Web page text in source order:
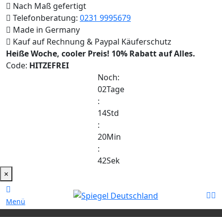
Nach Maß gefertigt
Telefonberatung: 0231 9995679
Made in Germany
Kauf auf Rechnung & Paypal Käuferschutz
Heiße Woche, cooler Preis! 10% Rabatt auf Alles.
Code: HITZEFREI
Noch:
02Tage
:
14Std
:
20Min
:
41Sek
×
Menü